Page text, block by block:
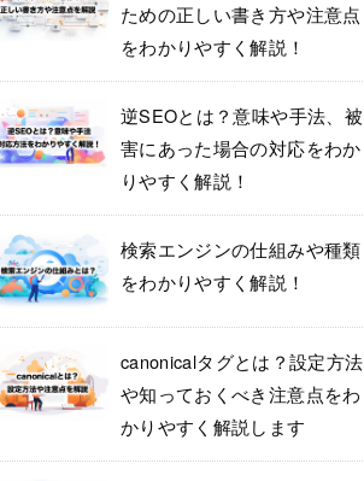
ための正しい書き方や注意点
をわかりやすく解説！
逆SEOとは？意味や手法、被
害にあった場合の対応をわか
りやすく解説！
検索エンジンの仕組みや種類
をわかりやすく解説！
canonicalタグとは？設定方法
や知っておくべき注意点をわ
かりやすく解説します